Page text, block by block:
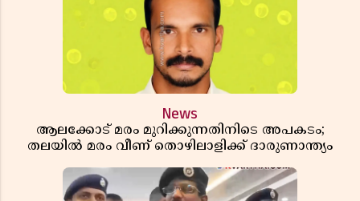
News
ആലക്കോട് മരം മുറിക്കുന്നതിനിടെ അപകടം;
തലയിൽ മരം വീണ് തൊഴിലാളിക്ക് ദാരുണാന്ത്യം